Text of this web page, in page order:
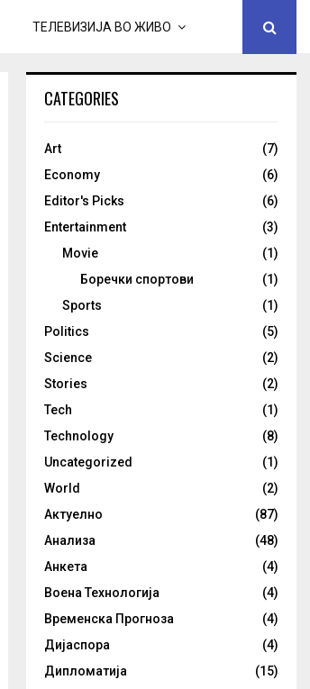
ТЕЛЕВИЗИЈА ВО ЖИВО
CATEGORIES
Art
(7)
Economy
(6)
Editor's Picks
(6)
Entertainment
(3)
Movie
(1)
Боречки спортови
(1)
Sports
(1)
Politics
(5)
Science
(2)
Stories
(2)
Tech
(1)
Technology
(8)
Uncategorized
(1)
World
(2)
Актуелно
(87)
Анализа
(48)
Анкета
(4)
Воена Технологија
(4)
Временска Прогноза
(4)
Дијаспора
(4)
Дипломатија
(15)